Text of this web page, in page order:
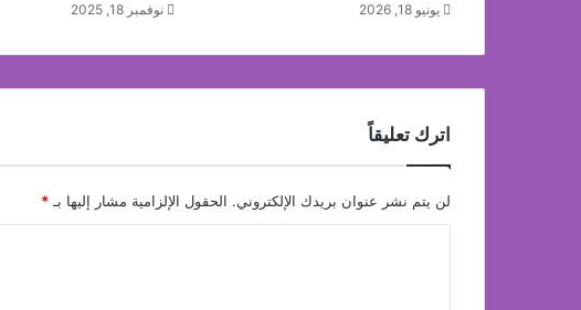
يونيو 18, 2026 نوفمبر 18, 2025
اترك تعليقاً
لن يتم نشر عنوان بريدك الإلكتروني. الحقول الإلزامية مشار إليها بـ *